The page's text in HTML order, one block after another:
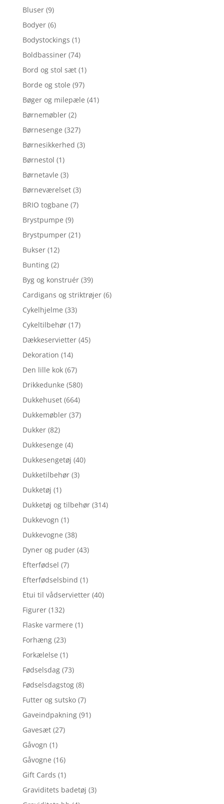
Bluser (9)
Bodyer (6)
Bodystockings (1)
Boldbassiner (74)
Bord og stol sæt (1)
Borde og stole (97)
Bøger og milepæle (41)
Børnemøbler (2)
Børnesenge (327)
Børnesikkerhed (3)
Børnestol (1)
Børnetavle (3)
Børneværelset (3)
BRIO togbane (7)
Brystpumpe (9)
Brystpumper (21)
Bukser (12)
Bunting (2)
Byg og konstruér (39)
Cardigans og striktrøjer (6)
Cykelhjelme (33)
Cykeltilbehør (17)
Dækkeservietter (45)
Dekoration (14)
Den lille kok (67)
Drikkedunke (580)
Dukkehuset (664)
Dukkemøbler (37)
Dukker (82)
Dukkesenge (4)
Dukkesengetøj (40)
Dukketilbehør (3)
Dukketøj (1)
Dukketøj og tilbehør (314)
Dukkevogn (1)
Dukkevogne (38)
Dyner og puder (43)
Efterfødsel (7)
Efterfødselsbind (1)
Etui til vådservietter (40)
Figurer (132)
Flaske varmere (1)
Forhæng (23)
Forkælelse (1)
Fødselsdag (73)
Fødselsdagstog (8)
Futter og sutsko (7)
Gaveindpakning (91)
Gavesæt (27)
Gåvogn (1)
Gåvogne (16)
Gift Cards (1)
Graviditets badetøj (3)